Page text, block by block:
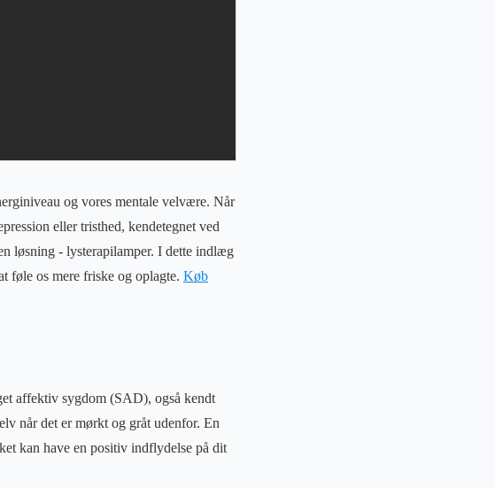
og vores mentale velvære. Når
eller tristhed, kendetegnet ved
løsning - lysterapilamper. I dette indlæg
føle os mere friske og oplagte. Køb
affektiv sygdom (SAD), også kendt
når det er mørkt og gråt udenfor. En
kan have en positiv indflydelse på dit